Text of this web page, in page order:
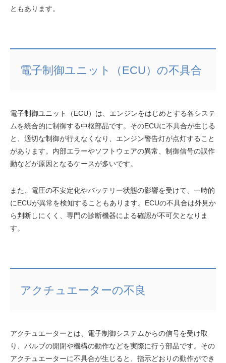
ともあります。
電子制御ユニット（ECU）の不具合
電子制御ユニット（ECU）は、エンジンをはじめとする各システ
ムを統合的に制御する中枢部品です。そのECUに不具合が生じる
と、適切な制御が行えなくなり、エンジン警告灯が点灯すること
があります。内部エラーやソフトウェアの異常、制御信号の誤作
動などが原因となるケースが多いです。
また、電圧の不安定化やバッテリー状態の影響を受けて、一時的
にECUが異常を検知することもあります。ECUの不具合は外見か
ら判断しにくく、専門の診断機器による確認が不可欠となりま
す。
アクチュエーターの不良
アクチュエーターとは、電子制御システムからの信号を受け取
り、バルブの開閉や機構の動作などを実際に行う部品です。その
アクチュエーターに不具合が生じると、指示どおりの動作ができ